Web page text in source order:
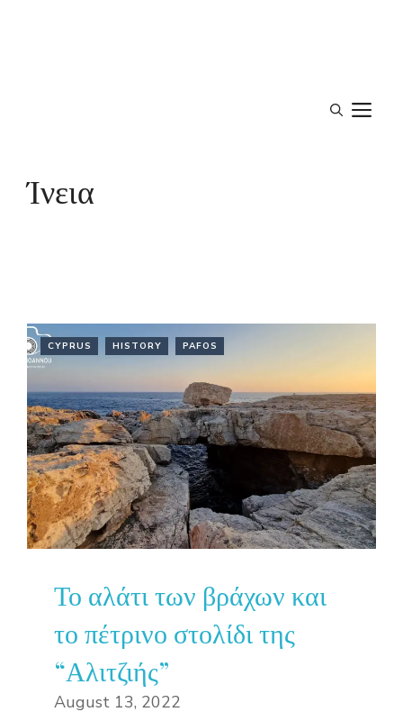
Ίνεια
CYPRUS HISTORY PAFOS
Το αλάτι των βράχων και
το πέτρινο στολίδι της
“Αλιτζιής”
August 13, 2022